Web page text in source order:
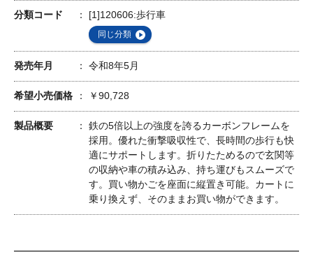
分類コード [1]120606:歩行車
同じ分類
発売年月 令和8年5月
希望小売価格 ￥90,728
製品概要
鉄の5倍以上の強度を誇るカーボンフレームを
採用。優れた衝撃吸収性で、長時間の歩行も快
適にサポートします。折りたためるので玄関等
の収納や車の積み込み、持ち運びもスムーズで
す。買い物かごを座面に縦置き可能。カートに
乗り換えず、そのままお買い物ができます。